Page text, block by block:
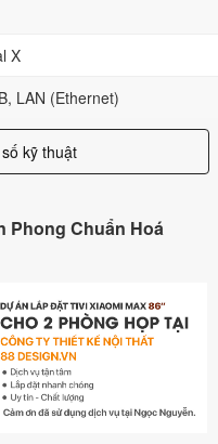
X
LAN (Ethernet)
kỹ thuật
Phong Chuẩn Hoá